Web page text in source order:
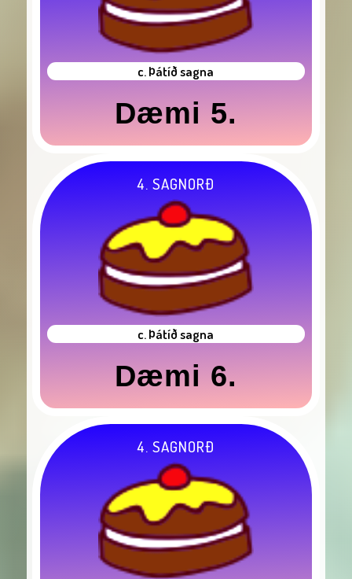
c. Þátíð sagna
Dæmi 5.
4. SAGNORÐ
c. Þátíð sagna
Dæmi 6.
4. SAGNORÐ